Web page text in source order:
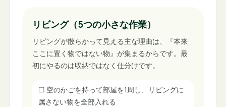
リビング（5つの小さな作業）
リビングが散らかって見える主な理由は、『本来
ここに置く物ではない物』が集まるからです。最
初にやるのは収納ではなく仕分けです。
☐ 空のかごを持って部屋を1周し、リビングに
属さない物を全部入れる